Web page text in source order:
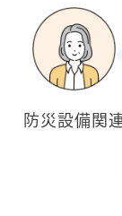
防災設備関